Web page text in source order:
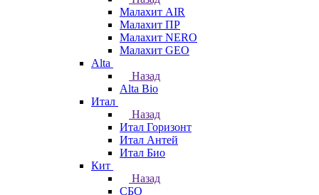
Малахит AIR
Малахит ПР
Малахит NERO
Малахит GEO
Alta
Назад
Alta Bio
Итал
Назад
Итал Горизонт
Итал Антей
Итал Био
Кит
Назад
СБО